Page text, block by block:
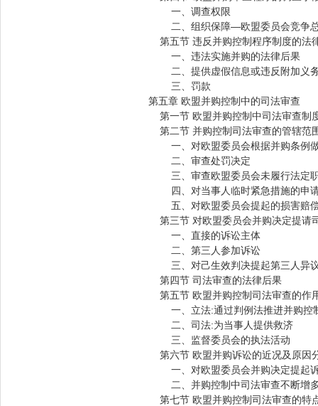
一、调查权限
二、组织保障—欧盟委员会竞争总
第五节 违反并购控制程序制度的法
一、违法实施并购的法律后果
二、提供虚假信息或违反附加义务
三、罚款
第五章 欧盟并购控制中的司法审查
第一节 欧盟并购控制中司法审查制
第二节 并购控制司法审查的管辖范
一、对欧盟委员会根据并购条例做
二、审查处罚决定
三、审查欧盟委员会未履行法定
四、对当事人临时紧急措施的申
五、对欧盟委员会提起的损害赔
第三节 对欧盟委员会并购决定提请
一、直接的诉讼主体
二、第三人参加诉讼
三、对己生效判决提起第三人异
第四节 司法审查的法律后果
第五节 欧盟并购控制司法审查的作
一、立法:通过判例法推进并购控
二、司法:为当事人提供救济
三、监督委员会的执法活动
第六节 欧盟并购诉讼的近况及原因
一、对欧盟委员会并购决定提起
二、并购控制中司法审查不断增
第七节 欧盟并购控制司法审查的特